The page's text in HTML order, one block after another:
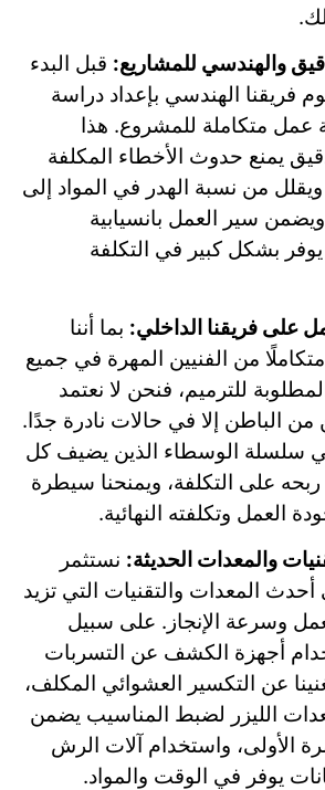
والهندسي للمشاريع: قبل البدء
فريقنا الهندسي بإعداد دراسة
متكاملة للمشروع. هذا
يمنع حدوث الأخطاء المكلفة
ويقلل من نسبة الهدر في المواد إلى
ويضمن سير العمل بانسيابية
بشكل كبير في التكلفة
على فريقنا الداخلي: بما أننا
من الفنيين المهرة في جميع
للترميم، فنحن لا نعتمد
من الباطن إلا في حالات نادرة جدًا.
سلسلة الوسطاء الذين يضيف كل
على التكلفة، ويمنحنا سيطرة
العمل وتكلفته النهائية.
والمعدات الحديثة: نستثمر
المعدات والتقنيات التي تزيد
وسرعة الإنجاز. على سبيل
أجهزة الكشف عن التسربات
عن التكسير العشوائي المكلف،
الليزر لضبط المناسيب يضمن
الأولى، واستخدام آلات الرش
يوفر في الوقت والمواد.